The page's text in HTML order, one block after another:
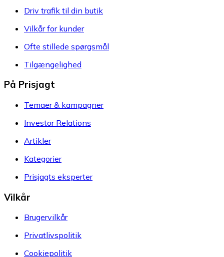
Driv trafik til din butik
Vilkår for kunder
Ofte stillede spørgsmål
Tilgængelighed
På Prisjagt
Temaer & kampagner
Investor Relations
Artikler
Kategorier
Prisjagts eksperter
Vilkår
Brugervilkår
Privatlivspolitik
Cookiepolitik